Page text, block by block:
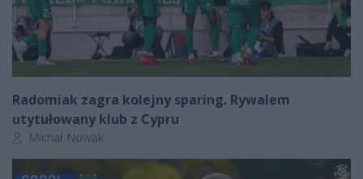
Radomiak zagra kolejny sparing. Rywalem
utytułowany klub z Cypru
Autor artykułu:
Michał Nowak